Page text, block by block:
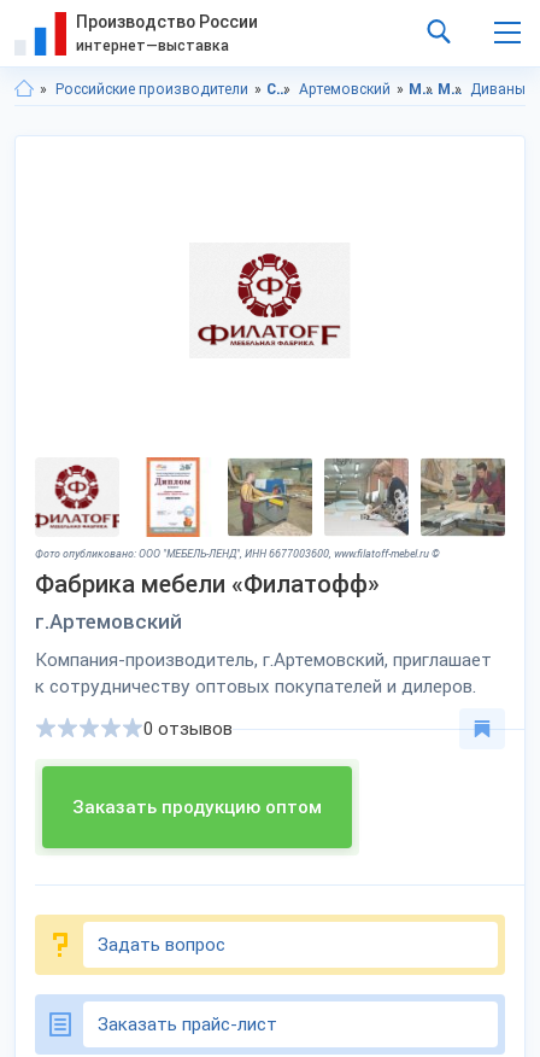
Производство России
интернет—выставка
Российские производители Свердловская область Артемовский Мебель Мягкая мебель Диваны
Фото опубликовано: ООО "МЕБЕЛЬ-ЛЕНД", ИНН 6677003600, www.filatoff-mebel.ru ©
Фабрика мебели «Филатофф»
г.Артемовский
Компания-производитель, г.Артемовский, приглашает
к сотрудничеству оптовых покупателей и дилеров.
Заказать продукцию оптом
0 отзывов
Задать вопрос
Заказать прайс-лист